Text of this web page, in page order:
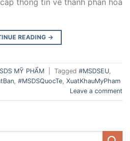
thông tin về thành phần hóa
READING →
MỸ PHẨM Tagged #MSDSEU,
, #MSDSQuocTe, XuatKhauMyPham
Leave a comment